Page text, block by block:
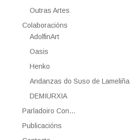
Outras Artes
Colaboracións
AdolfinArt
Oasis
Henko
Andanzas do Suso de Lameliña
DEMIURXIA
Parladoiro Con…
Publicacións